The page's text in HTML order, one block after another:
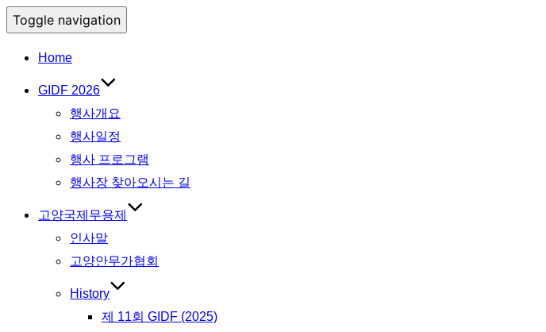
Toggle navigation
Home
GIDF 2026
행사개요
행사일정
행사 프로그램
행사장 찾아오시는 길
고양국제무용제
인사말
고양안무가협회
History
제 11회 GIDF (2025)